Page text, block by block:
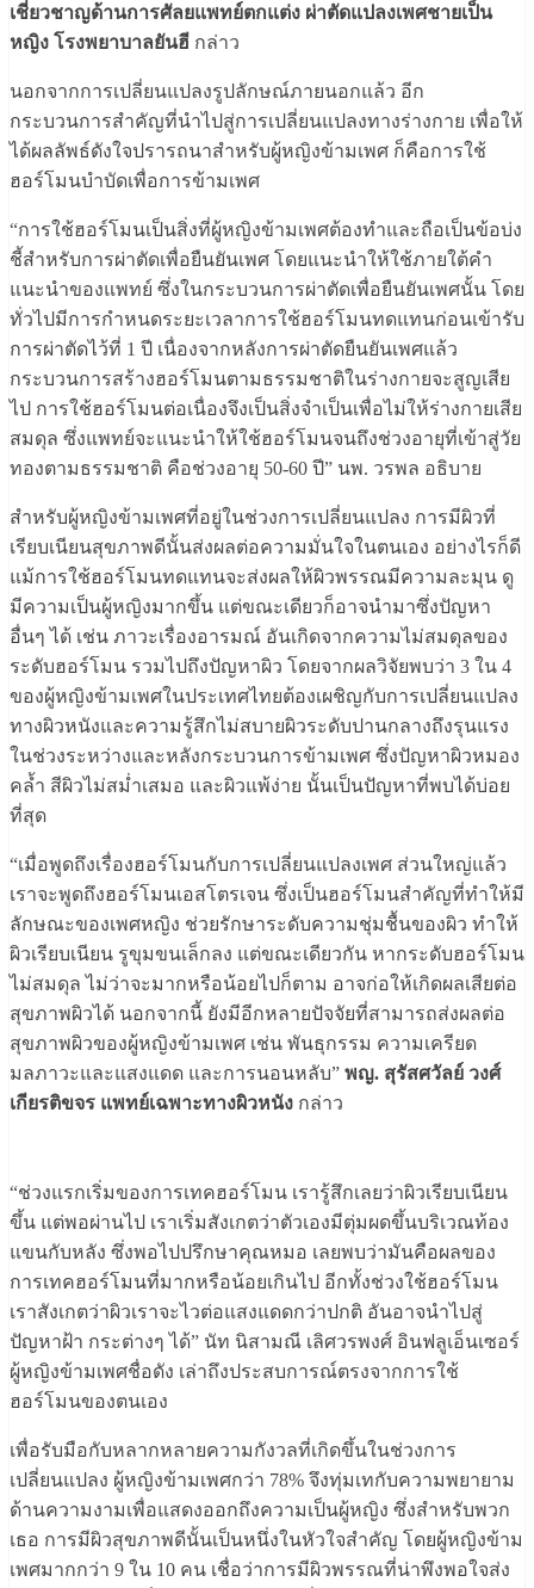
เชี่ยวชาญด้านการศัลยแพทย์ตกแต่ง ผ่าตัดแปลงเพศชายเป็น
หญิง โรงพยาบาลยันฮี กล่าว
นอกจากการเปลี่ยนแปลงรูปลักษณ์ภายนอกแล้ว อีก
กระบวนการสำคัญที่นำไปสู่การเปลี่ยนแปลงทางร่างกาย เพื่อให้
ได้ผลลัพธ์ดังใจปรารถนาสำหรับผู้หญิงข้ามเพศ ก็คือการใช้
ฮอร์โมนบำบัดเพื่อการข้ามเพศ
“การใช้ฮอร์โมนเป็นสิ่งที่ผู้หญิงข้ามเพศต้องทำและถือเป็นข้อบ่ง
ชี้สำหรับการผ่าตัดเพื่อยืนยันเพศ โดยแนะนำให้ใช้ภายใต้คำ
แนะนำของแพทย์ ซึ่งในกระบวนการผ่าตัดเพื่อยืนยันเพศนั้น โดย
ทั่วไปมีการกำหนดระยะเวลาการใช้ฮอร์โมนทดแทนก่อนเข้ารับ
การผ่าตัดไว้ที่ 1 ปี เนื่องจากหลังการผ่าตัดยืนยันเพศแล้ว
กระบวนการสร้างฮอร์โมนตามธรรมชาติในร่างกายจะสูญเสีย
ไป การใช้ฮอร์โมนต่อเนื่องจึงเป็นสิ่งจำเป็นเพื่อไม่ให้ร่างกายเสีย
สมดุล ซึ่งแพทย์จะแนะนำให้ใช้ฮอร์โมนจนถึงช่วงอายุที่เข้าสู่วัย
ทองตามธรรมชาติ คือช่วงอายุ 50-60 ปี” นพ. วรพล อธิบาย
สำหรับผู้หญิงข้ามเพศที่อยู่ในช่วงการเปลี่ยนแปลง การมีผิวที่
เรียบเนียนสุขภาพดีนั้นส่งผลต่อความมั่นใจในตนเอง อย่างไรก็ดี
แม้การใช้ฮอร์โมนทดแทนจะส่งผลให้ผิวพรรณมีความละมุน ดู
มีความเป็นผู้หญิงมากขึ้น แต่ขณะเดียวก็อาจนำมาซึ่งปัญหา
อื่นๆ ได้ เช่น ภาวะเรื่องอารมณ์ อันเกิดจากความไม่สมดุลของ
ระดับฮอร์โมน รวมไปถึงปัญหาผิว โดยจากผลวิจัยพบว่า 3 ใน 4
ของผู้หญิงข้ามเพศในประเทศไทยต้องเผชิญกับการเปลี่ยนแปลง
ทางผิวหนังและความรู้สึกไม่สบายผิวระดับปานกลางถึงรุนแรง
ในช่วงระหว่างและหลังกระบวนการข้ามเพศ ซึ่งปัญหาผิวหมอง
คล้ำ สีผิวไม่สม่ำเสมอ และผิวแพ้ง่าย นั้นเป็นปัญหาที่พบได้บ่อย
ที่สุด
“เมื่อพูดถึงเรื่องฮอร์โมนกับการเปลี่ยนแปลงเพศ ส่วนใหญ่แล้ว
เราจะพูดถึงฮอร์โมนเอสโตรเจน ซึ่งเป็นฮอร์โมนสำคัญที่ทำให้มี
ลักษณะของเพศหญิง ช่วยรักษาระดับความชุ่มชื้นของผิว ทำให้
ผิวเรียบเนียน รูขุมขนเล็กลง แต่ขณะเดียวกัน หากระดับฮอร์โมน
ไม่สมดุล ไม่ว่าจะมากหรือน้อยไปก็ตาม อาจก่อให้เกิดผลเสียต่อ
สุขภาพผิวได้ นอกจากนี้ ยังมีอีกหลายปัจจัยที่สามารถส่งผลต่อ
สุขภาพผิวของผู้หญิงข้ามเพศ เช่น พันธุกรรม ความเครียด
มลภาวะและแสงแดด และการนอนหลับ” พญ. สุรัสศวัลย์ วงศ์
เกียรติขจร แพทย์เฉพาะทางผิวหนัง กล่าว
“ช่วงแรกเริ่มของการเทคฮอร์โมน เรารู้สึกเลยว่าผิวเรียบเนียน
ขึ้น แต่พอผ่านไป เราเริ่มสังเกตว่าตัวเองมีตุ่มผดขึ้นบริเวณท้อง
แขนกับหลัง ซึ่งพอไปปรึกษาคุณหมอ เลยพบว่ามันคือผลของ
การเทคฮอร์โมนที่มากหรือน้อยเกินไป อีกทั้งช่วงใช้ฮอร์โมน
เราสังเกตว่าผิวเราจะไวต่อแสงแดดกว่าปกติ อันอาจนำไปสู่
ปัญหาฝ้า กระต่างๆ ได้” นัท นิสามณี เลิศวรพงศ์ อินฟลูเอ็นเซอร์
ผู้หญิงข้ามเพศชื่อดัง เล่าถึงประสบการณ์ตรงจากการใช้
ฮอร์โมนของตนเอง
เพื่อรับมือกับหลากหลายความกังวลที่เกิดขึ้นในช่วงการ
เปลี่ยนแปลง ผู้หญิงข้ามเพศกว่า 78% จึงทุ่มเทกับความพยายาม
ด้านความงามเพื่อแสดงออกถึงความเป็นผู้หญิง ซึ่งสำหรับพวก
เธอ การมีผิวสุขภาพดีนั้นเป็นหนึ่งในหัวใจสำคัญ โดยผู้หญิงข้าม
เพศมากกว่า 9 ใน 10 คน เชื่อว่าการมีผิวพรรณที่น่าพึงพอใจส่ง